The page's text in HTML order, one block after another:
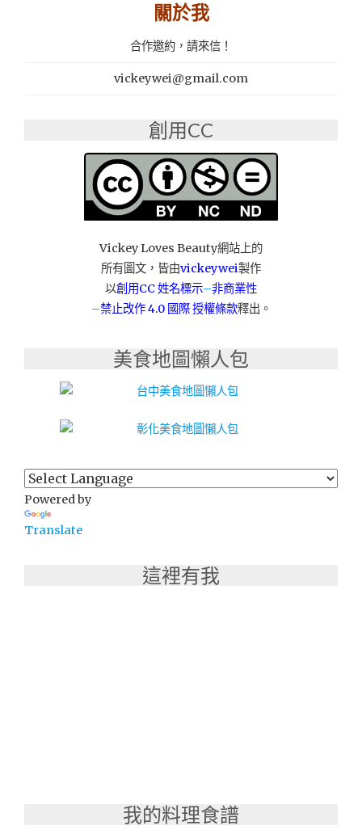
飲
間，
讓
你
緩
腳
步，
喝
好
茶、
術，
一
關於我
合作邀約，請來信！
vickeywei@gmail.com
創用CC
Vickey Loves Beauty網站上的
所有圖文，皆由vickeywei製作
以創用CC 姓名標示–非商業性
–禁止改作4.0 國際 授權條款釋出。
美食地圖懶人包
Powered by
Translate
這裡有我
我的料理食譜